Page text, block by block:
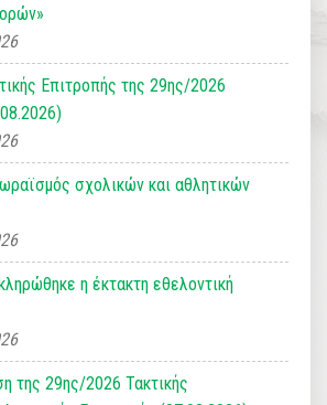
Επιτροπής της 29ης/2026
σχολικών και αθλητικών
η έκτακτη εθελοντική
της 29ης/2026 Τακτικής